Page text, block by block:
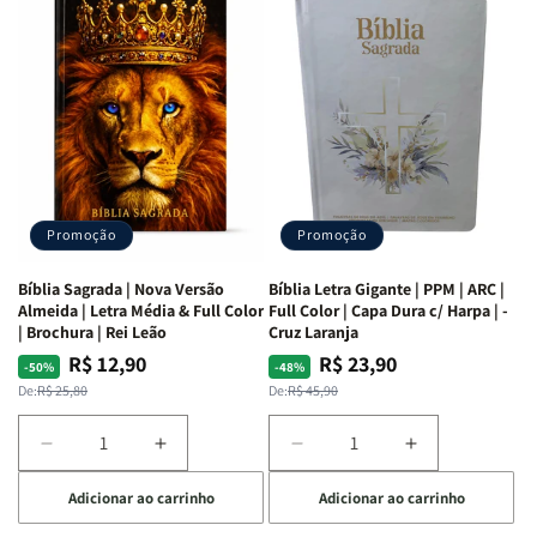
Mulheres
da
Bíblia
Isabelle
S.
Alves
as
Mulheres
da
Bíblia
|
Isabelle
S.
Alves
Bíblia
Livro
por
Livro
um
panorama
completo
dos
66
da
Bíblia
Equipe
teológica
Penkal
Bíblia
Livro
-
um
panorama
completo
dos
da
Bíblia
Penkal
Promoção
Bíblia Sagrada | Nova Versão
Almeida | Letra Média & Full Color
| Brochura | Rei Leão
-50%
Preço
normal
De:R$ 25,80
Preço
promocional
R$ 12,90
Diminuir
a
quantidade
de
Aumentar
a
quantidade
de
Adicionar ao carrinho
Promoção
Bíblia Letra Gigante | PPM | ARC |
Full Color | Capa Dura c/ Harpa | -
Cruz Laranja
-48%
Preço
normal
De:R$ 45,90
Preço
promocional
R$ 23,90
Diminuir
a
quantidade
de
Aumentar
a
quantidade
de
Adicionar ao carrinho